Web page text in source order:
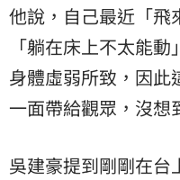
他說，自己最近「飛
「躺在床上不太能
身體虛弱所致，因此
一面帶給觀眾，沒想
吳建豪提到剛剛在台